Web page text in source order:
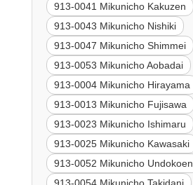
913-0041 Mikunicho Kakuzen
913-0043 Mikunicho Nishiki
913-0047 Mikunicho Shimmei
913-0053 Mikunicho Aobadai
913-0004 Mikunicho Hirayama
913-0013 Mikunicho Fujisawa
913-0023 Mikunicho Ishimaru
913-0025 Mikunicho Kawasaki
913-0052 Mikunicho Undokoen